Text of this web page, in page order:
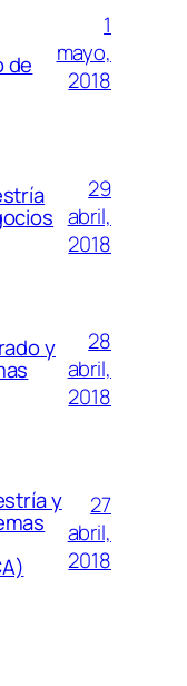
de
1
mayo,
2018
29
abril,
2018
y
28
abril,
2018
y
27
abril,
2018